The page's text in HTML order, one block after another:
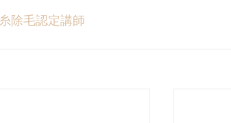
除毛認定講師